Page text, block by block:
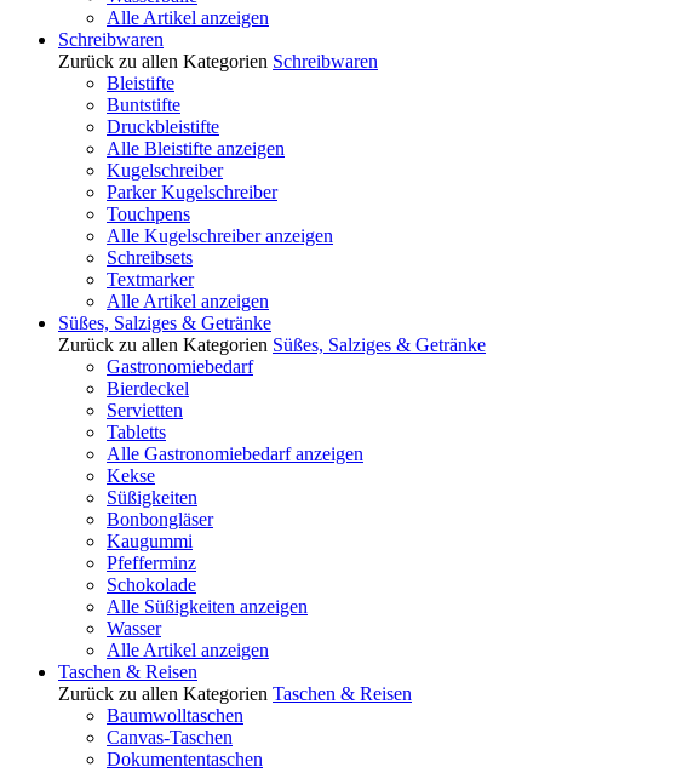
Alle Artikel anzeigen
Schreibwaren
Zurück zu allen Kategorien Schreibwaren
Bleistifte
Buntstifte
Druckbleistifte
Alle Bleistifte anzeigen
Kugelschreiber
Parker Kugelschreiber
Touchpens
Alle Kugelschreiber anzeigen
Schreibsets
Textmarker
Alle Artikel anzeigen
Süßes, Salziges & Getränke
Zurück zu allen Kategorien Süßes, Salziges & Getränke
Gastronomiebedarf
Bierdeckel
Servietten
Tabletts
Alle Gastronomiebedarf anzeigen
Kekse
Süßigkeiten
Bonbongläser
Kaugummi
Pfefferminz
Schokolade
Alle Süßigkeiten anzeigen
Wasser
Alle Artikel anzeigen
Taschen & Reisen
Zurück zu allen Kategorien Taschen & Reisen
Baumwolltaschen
Canvas-Taschen
Dokumententaschen